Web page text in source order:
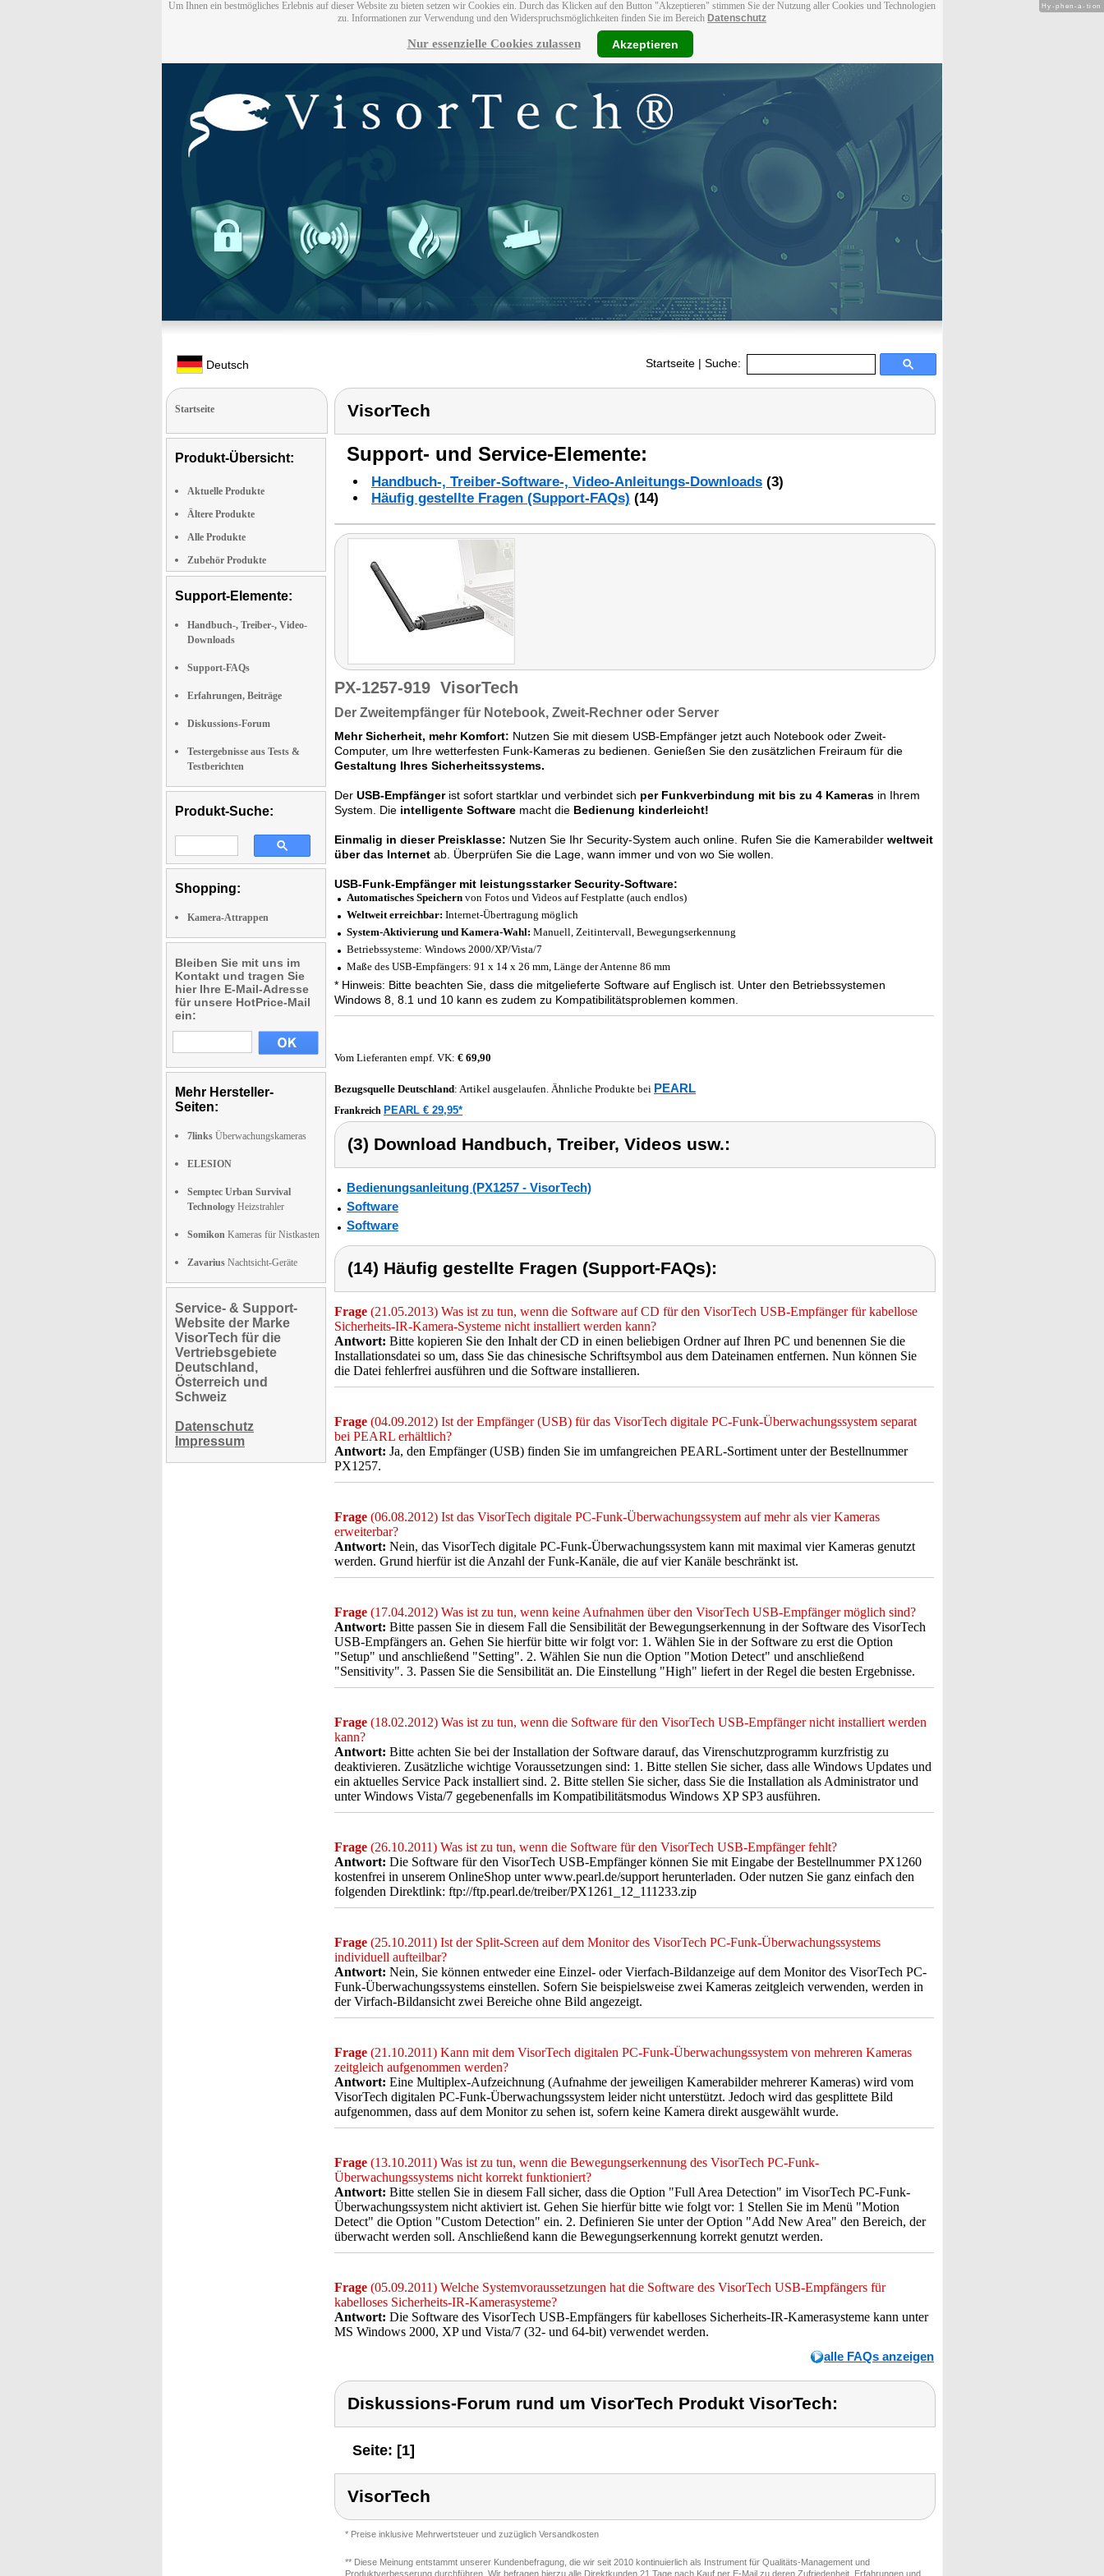
Um Ihnen ein bestmögliches Erlebnis auf dieser Website zu bieten setzen wir Cookies ein. Durch das Klicken auf den Button "Akzeptieren" stimmen Sie der Nutzung aller Cookies und Technologien
zu. Informationen zur Verwendung und den Widerspruchsmöglichkeiten finden Sie im Bereich Datenschutz
Nur essenzielle Cookies zulassen Akzeptieren
Deutsch Startseite | Suche:
Startseite
Produkt-Übersicht:
Aktuelle Produkte
Ältere Produkte
Alle Produkte
Zubehör Produkte
Support-Elemente:
Handbuch-, Treiber-, Video-
Downloads
Support-FAQs
Erfahrungen, Beiträge
Diskussions-Forum
Testergebnisse aus Tests &
Testberichten
Produkt-Suche:
Shopping:
Kamera-Attrappen
Bleiben Sie mit uns im
Kontakt und tragen Sie
hier Ihre E-Mail-Adresse
für unsere HotPrice-Mail
ein:
Mehr Hersteller-
Seiten:
7links Überwachungskameras
ELESION
Semptec Urban Survival
Technology Heizstrahler
Somikon Kameras für Nistkasten
Zavarius Nachtsicht-Geräte
Service- & Support-
Website der Marke
VisorTech für die
Vertriebsgebiete
Deutschland,
Österreich und
Schweiz
Datenschutz
Impressum
VisorTech
Support- und Service-Elemente:
Handbuch-, Treiber-Software-, Video-Anleitungs-Downloads (3)
Häufig gestellte Fragen (Support-FAQs) (14)
PX-1257-919 VisorTech
Der Zweitempfänger für Notebook, Zweit-Rechner oder Server
Mehr Sicherheit, mehr Komfort: Nutzen Sie mit diesem USB-Empfänger jetzt auch Notebook oder Zweit-
Computer, um Ihre wetterfesten Funk-Kameras zu bedienen. Genießen Sie den zusätzlichen Freiraum für die
Gestaltung Ihres Sicherheitssystems.
Der USB-Empfängerist sofort startklar und verbindet sich per Funkverbindung mit bis zu 4 Kameras in Ihrem
System. Die intelligente Software macht die Bedienung kinderleicht!
Einmalig in dieser Preisklasse: Nutzen Sie Ihr Security-System auch online. Rufen Sie die Kamerabilder weltweit
über das Internet ab. Überprüfen Sie die Lage, wann immer und von wo Sie wollen.
USB-Funk-Empfänger mit leistungsstarker Security-Software:
Automatisches Speichern von Fotos und Videos auf Festplatte (auch endlos)
Weltweit erreichbar: Internet-Übertragung möglich
System-Aktivierung und Kamera-Wahl: Manuell, Zeitintervall, Bewegungserkennung
Betriebssysteme: Windows 2000/XP/Vista/7
Maße des USB-Empfängers: 91 x 14 x 26 mm, Länge der Antenne 86 mm
* Hinweis: Bitte beachten Sie, dass die mitgelieferte Software auf Englisch ist. Unter den Betriebssystemen
Windows 8, 8.1 und 10 kann es zudem zu Kompatibilitätsproblemen kommen.
Vom Lieferanten empf. VK: € 69,90
Bezugsquelle Deutschland: Artikel ausgelaufen. Ähnliche Produkte bei PEARL
Frankreich PEARL € 29,95*
(3) Download Handbuch, Treiber, Videos usw.:
Bedienungsanleitung (PX1257 - VisorTech)
Software
Software
(14) Häufig gestellte Fragen (Support-FAQs):
Frage (21.05.2013) Was ist zu tun, wenn die Software auf CD für den VisorTech USB-Empfänger für kabellose
Sicherheits-IR-Kamera-Systeme nicht installiert werden kann?
Antwort: Bitte kopieren Sie den Inhalt der CD in einen beliebigen Ordner auf Ihren PC und benennen Sie die
Installationsdatei so um, dass Sie das chinesische Schriftsymbol aus dem Dateinamen entfernen. Nun können Sie
die Datei fehlerfrei ausführen und die Software installieren.
Frage (04.09.2012) Ist der Empfänger (USB) für das VisorTech digitale PC-Funk-Überwachungssystem separat
bei PEARL erhältlich?
Antwort: Ja, den Empfänger (USB) finden Sie im umfangreichen PEARL-Sortiment unter der Bestellnummer
PX1257.
Frage (06.08.2012) Ist das VisorTech digitale PC-Funk-Überwachungssystem auf mehr als vier Kameras
erweiterbar?
Antwort: Nein, das VisorTech digitale PC-Funk-Überwachungssystem kann mit maximal vier Kameras genutzt
werden. Grund hierfür ist die Anzahl der Funk-Kanäle, die auf vier Kanäle beschränkt ist.
Frage (17.04.2012) Was ist zu tun, wenn keine Aufnahmen über den VisorTech USB-Empfänger möglich sind?
Antwort: Bitte passen Sie in diesem Fall die Sensibilität der Bewegungserkennung in der Software des VisorTech
USB-Empfängers an. Gehen Sie hierfür bitte wir folgt vor: 1. Wählen Sie in der Software zu erst die Option
"Setup" und anschließend "Setting". 2. Wählen Sie nun die Option "Motion Detect" und anschließend
"Sensitivity". 3. Passen Sie die Sensibilität an. Die Einstellung "High" liefert in der Regel die besten Ergebnisse.
Frage (18.02.2012) Was ist zu tun, wenn die Software für den VisorTech USB-Empfänger nicht installiert werden
kann?
Antwort: Bitte achten Sie bei der Installation der Software darauf, das Virenschutzprogramm kurzfristig zu
deaktivieren. Zusätzliche wichtige Voraussetzungen sind: 1. Bitte stellen Sie sicher, dass alle Windows Updates und
ein aktuelles Service Pack installiert sind. 2. Bitte stellen Sie sicher, dass Sie die Installation als Administrator und
unter Windows Vista/7 gegebenenfalls im Kompatibilitätsmodus Windows XP SP3 ausführen.
Frage (26.10.2011) Was ist zu tun, wenn die Software für den VisorTech USB-Empfänger fehlt?
Antwort: Die Software für den VisorTech USB-Empfänger können Sie mit Eingabe der Bestellnummer PX1260
kostenfrei in unserem OnlineShop unter www.pearl.de/support herunterladen. Oder nutzen Sie ganz einfach den
folgenden Direktlink: ftp://ftp.pearl.de/treiber/PX1261_12_111233.zip
Frage (25.10.2011) Ist der Split-Screen auf dem Monitor des VisorTech PC-Funk-Überwachungssystems
individuell aufteilbar?
Antwort: Nein, Sie können entweder eine Einzel- oder Vierfach-Bildanzeige auf dem Monitor des VisorTech PC-
Funk-Überwachungssystems einstellen. Sofern Sie beispielsweise zwei Kameras zeitgleich verwenden, werden in
der Virfach-Bildansicht zwei Bereiche ohne Bild angezeigt.
Frage (21.10.2011) Kann mit dem VisorTech digitalen PC-Funk-Überwachungssystem von mehreren Kameras
zeitgleich aufgenommen werden?
Antwort: Eine Multiplex-Aufzeichnung (Aufnahme der jeweiligen Kamerabilder mehrerer Kameras) wird vom
VisorTech digitalen PC-Funk-Überwachungssystem leider nicht unterstützt. Jedoch wird das gesplittete Bild
aufgenommen, dass auf dem Monitor zu sehen ist, sofern keine Kamera direkt ausgewählt wurde.
Frage (13.10.2011) Was ist zu tun, wenn die Bewegungserkennung des VisorTech PC-Funk-
Überwachungssystems nicht korrekt funktioniert?
Antwort: Bitte stellen Sie in diesem Fall sicher, dass die Option "Full Area Detection" im VisorTech PC-Funk-
Überwachungssystem nicht aktiviert ist. Gehen Sie hierfür bitte wie folgt vor: 1 Stellen Sie im Menü "Motion
Detect" die Option "Custom Detection" ein. 2. Definieren Sie unter der Option "Add New Area" den Bereich, der
überwacht werden soll. Anschließend kann die Bewegungserkennung korrekt genutzt werden.
Frage (05.09.2011) Welche Systemvoraussetzungen hat die Software des VisorTech USB-Empfängers für
kabelloses Sicherheits-IR-Kamerasysteme?
Antwort: Die Software des VisorTech USB-Empfängers für kabelloses Sicherheits-IR-Kamerasysteme kann unter
MS Windows 2000, XP und Vista/7 (32- und 64-bit) verwendet werden.
alle FAQs anzeigen
Diskussions-Forum rund um VisorTech Produkt VisorTech:
Seite: [1]
VisorTech
* Preise inklusive Mehrwertsteuer und zuzüglich Versandkosten
** Diese Meinung entstammt unserer Kundenbefragung, die wir seit 2010 kontinuierlich als Instrument für Qualitäts-Management und
Produktverbesserung durchführen. Wir befragen hierzu alle Direktkunden 21 Tage nach Kauf per E-Mail zu deren Zufriedenheit, Erfahrungen und
Hy-phen-a-tion